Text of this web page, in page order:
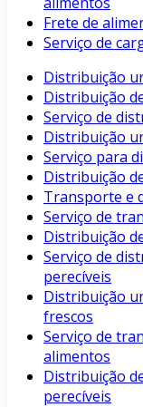
Frete de
Serviço de
Distribuição
Distribuição
Serviço de
Distribuição
Serviço para
Distribuição
Transporte e
Serviço de
Distribuição
Serviço de
perecíveis
Distribuição
frescos
Serviço de
alimentos
Distribuição
perecíveis